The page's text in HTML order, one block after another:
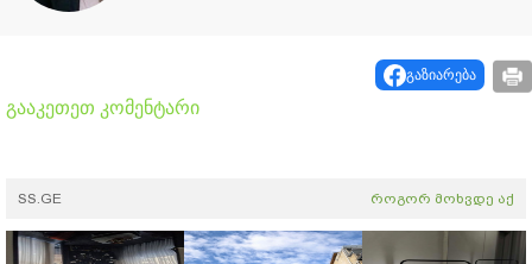
გაზიარება
გააკეთეთ კომენტარი
SS.GE როგორ მოხვდე აქ